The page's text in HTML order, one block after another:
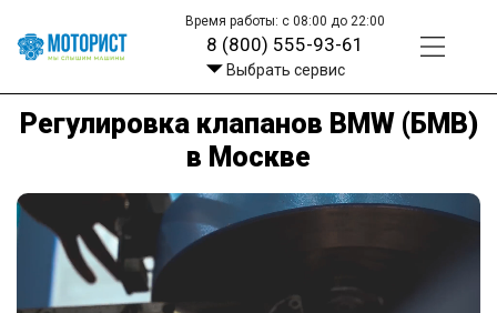
Время работы: с 08:00 до 22:00
8 (800) 555-93-61
Выбрать сервис
Регулировка клапанов BMW (БМВ)
в Москве